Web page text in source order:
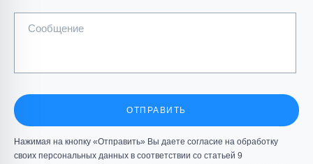
Сообщение
ОТПРАВИТЬ
Нажимая на кнопку «Отправить» Вы даете согласие на обработку
своих персональных данных в соответствии со статьей 9